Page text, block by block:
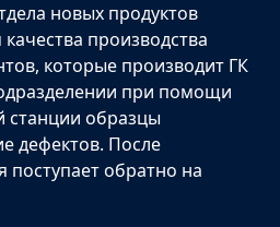
новых продуктов
производства
которые производит ГК
при помощи
станции образцы
дефектов. После
поступает обратно на